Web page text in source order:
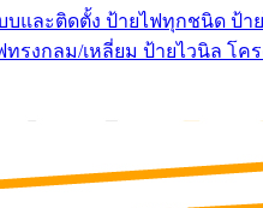
และติดตั้ง ป้ายไฟทุกชนิด ป้า
ลม/เหลี่ยม ป้ายไวนิล โครง